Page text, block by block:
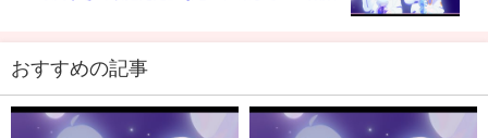
おすすめの記事